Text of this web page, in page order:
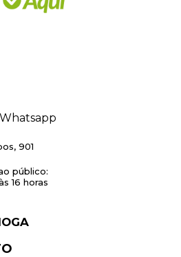
901
público:
16 horas